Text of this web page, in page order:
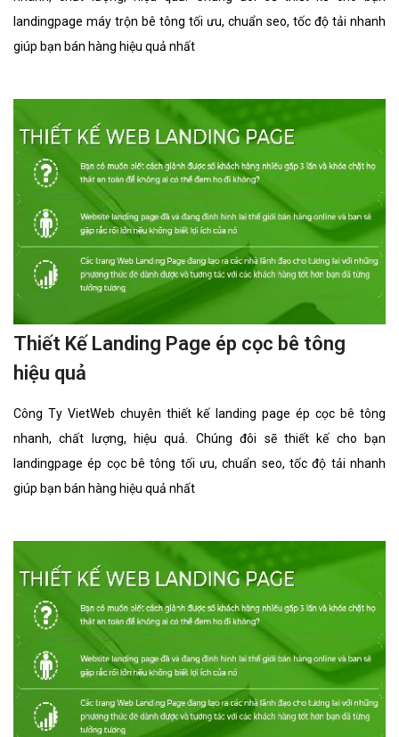
landingpage máy trộn bê tông tối ưu, chuẩn seo, tốc độ tải nhanh
giúp bạn bán hàng hiệu quả nhất
Thiết Kế Landing Page ép cọc bê tông
hiệu quả
Công Ty VietWeb chuyên thiết kế landing page ép cọc bê tông
nhanh, chất lượng, hiệu quả. Chúng đôi sẽ thiết kế cho bạn
landingpage ép cọc bê tông tối ưu, chuẩn seo, tốc độ tải nhanh
giúp bạn bán hàng hiệu quả nhất